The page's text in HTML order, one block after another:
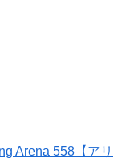
Arena 558【アリ